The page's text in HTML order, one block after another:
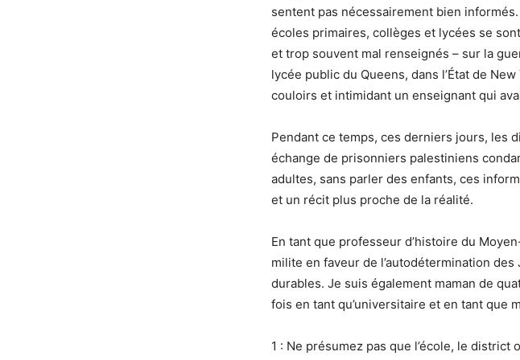
sentent pas nécessairement bien
écoles primaires, collèges et lycées se
et trop souvent mal renseignés – sur la
lycée public du Queens, dans l’État de
couloirs et intimidant un enseignant qui
Pendant ce temps, ces derniers jours, les
échange de prisonniers palestiniens
adultes, sans parler des enfants, ces
et un récit plus proche de la réalité.
En tant que professeur d’histoire du
milite en faveur de l’autodétermination
durables. Je suis également maman de
fois en tant qu’universitaire et en tant que
1 : Ne présumez pas que l’école, le